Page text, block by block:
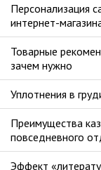
Персонализация
интернет-
Товарные
зачем нужно
Уплотнения в
Преимущества
повседневного
Эффект